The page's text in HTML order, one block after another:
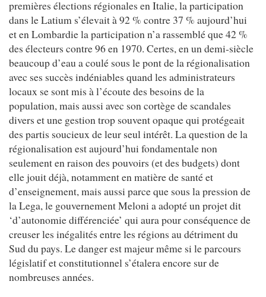
premières élections régionales en Italie, la participation
dans le Latium s’élevait à 92 % contre 37 % aujourd’hui
et en Lombardie la participation n’a rassemblé que 42 %
des électeurs contre 96 en 1970. Certes, en un demi-siècle
beaucoup d’eau a coulé sous le pont de la régionalisation
avec ses succès indéniables quand les administrateurs
locaux se sont mis à l’écoute des besoins de la
population, mais aussi avec son cortège de scandales
divers et une gestion trop souvent opaque qui protégeait
des partis soucieux de leur seul intérêt. La question de la
régionalisation est aujourd’hui fondamentale non
seulement en raison des pouvoirs (et des budgets) dont
elle jouit déjà, notamment en matière de santé et
d’enseignement, mais aussi parce que sous la pression de
la Lega, le gouvernement Meloni a adopté un projet dit
‘d’autonomie différenciée’ qui aura pour conséquence de
creuser les inégalités entre les régions au détriment du
Sud du pays. Le danger est majeur même si le parcours
législatif et constitutionnel s’étalera encore sur de
nombreuses années.